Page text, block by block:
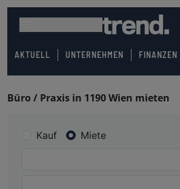
AKTUELL UNTERNEHMEN FINANZEN
Büro / Praxis in 1190 Wien mieten
Kauf Miete